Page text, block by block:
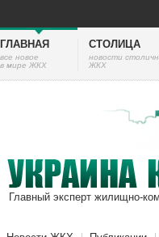
ГЛАВНАЯ
все новое
в мире ЖКХ
СТОЛИЦА
новости
ЖКХ
Главный эксперт жилищно-